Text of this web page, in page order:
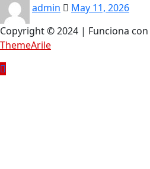
admin
May 11, 2026
Copyright © 2024 | Funciona con
ThemeArile